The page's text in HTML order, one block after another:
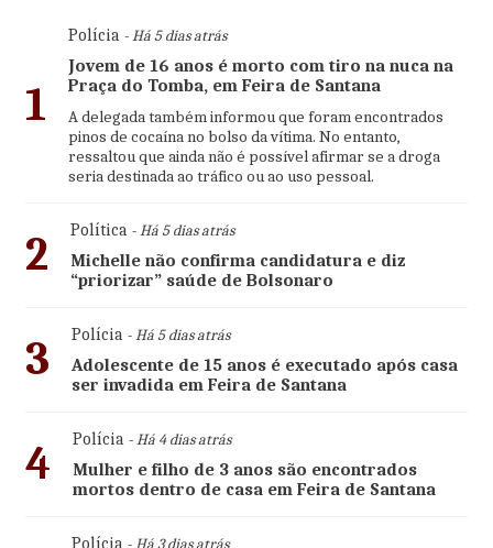
1
Polícia- Há 5 dias atrás
Jovem de 16 anos é morto com tiro na nuca na
Praça do Tomba, em Feira de Santana
A delegada também informou que foram encontrados
pinos de cocaína no bolso da vítima. No entanto,
ressaltou que ainda não é possível afirmar se a droga
seria destinada ao tráfico ou ao uso pessoal.
2 Política- Há 5 dias atrás
Michelle não confirma candidatura e diz
“priorizar” saúde de Bolsonaro
3 Polícia- Há 5 dias atrás
Adolescente de 15 anos é executado após casa
ser invadida em Feira de Santana
4 Polícia- Há 4 dias atrás
Mulher e filho de 3 anos são encontrados
mortos dentro de casa em Feira de Santana
Polícia - Há 3 dias atrás